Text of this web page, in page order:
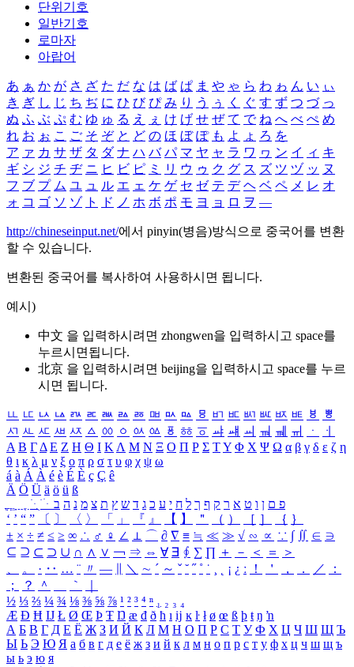
단위기호
일반기호
로마자
아랍어
あ ぁ か が さ ざ た だ な は ば ぱ ま や ゃ ら わ ゎ ん い ぃ
き ぎ し じ ち ぢ に ひ び ぴ み り う ぅ く ぐ す ず つ づ っ
ぬ ふ ぶ ぷ む ゆ ゅ る え ぇ け げ せ ぜ て で ね へ べ ぺ め
れ お ぉ こ ご そ ぞ と ど の ほ ぼ ぽ も よ ょ ろ を
ア ァ カ サ ザ タ ダ ナ ハ バ パ マ ヤ ャ ラ ワ ヮ ン イ ィ キ
ギ シ ジ チ ヂ ニ ヒ ビ ピ ミ リ ウ ゥ ク グ ス ズ ツ ヅ ッ ヌ
フ ブ プ ム ユ ュ ル エ ェ ケ ゲ セ ゼ テ デ ヘ ベ ペ メ レ オ
ォ コ ゴ ソ ゾ ト ド ノ ホ ボ ポ モ ヨ ョ ロ ヲ ―
http://chineseinput.net/에서 pinyin(병음)방식으로 중국어를 변환
할 수 있습니다.
변환된 중국어를 복사하여 사용하시면 됩니다.
예시)
中文 을 입력하시려면 zhongwen을 입력하시고 space를
누르시면됩니다.
北京 을 입력하시려면 beijing을 입력하시고 space를 누르
시면 됩니다.
ㅥ ㅦ ㅧ ㅨ ㅩ ㅪ ㅫ ㅬ ㅭ ㅮ ㅯ ㅰ ㅱ ㅲ ㅳ ㅴ ㅵ ㅶ ㅷ ㅸ
ㅹ
ㅺ ㅻ ㅼ ㅽ ㅾ ㅿ ㆀ ㆁ ㆂ ㆃ ㆄ ㆅ ㆆ ㆇ ㆈ ㆉ ㆊ ㆋ ㆌ ㆍ
ㆎ
Α Β ΓΔ Ε Ζ Η Θ Ι ΚΛ Μ Ν Ξ Ο Π Ρ Σ ΤΥ Φ Χ Ψ Ω α β γ δ ε ζ η
θ ι κ λ μ ν ξ ο π ρ σ τ υ φ χ ψ ω
á à Á À é è É È ç Ç ê
Ä Ö Ü ä ö ü ß
ִֶֹ ֻּ ׁׂ פ ם ן ו ט א ר ק ף ך ל ח י ע כ ג ד ש ץ ת צ מ נ ה ב
‘ ’ “ ” 〔 〕 〈 〉 「 」 『 』 【 】 ＂ （ ） ［ ］ ｛ ｝
± × ÷ ≠ ≤ ≥ ∞ ∴ ♂ ♀ ∠ ⊥ ⌒ ∂ ∇ ≡ ≒ ≪ ≫ √ ∽ ∝ ∵ ∫ ∬ ∈ ∋
⊆ ⊇ ⊂ ⊃ ∪ ∩ ∧ ∨ ￢ ⇒ ⇔ ∀ ∃ ∮ ∑ ∏ ＋ － ＜ ＝
＞
、
。 · ‥ … ¨ 〃 ― ＼ ∼ ´ ～ ˇ ˘ ˝ ˚ ˙ ¸ ¡ ¿ ː ！ ＇ ， ． ／
：
；
？ ＾ ｀
½ ⅓ ⅔ ¼ ¾ ⅛ ⅜ ⅝ ⅞ ¹ ² ³ ⁴ ⁿ ₁ ₂ ₃ ₄
Æ Ð Ħ Ĳ Ł Ø Œ Þ Ŧ Ŋ æ đ ð ħ ı ĳ ĸ ŀ ł ø œ ß þ ŧ ŋ ŉ
А Б В Г Д Е Ё Ж З И Й К Л М Н О П Р С Т У Ф Х Ц Ч Ш Щ Ъ
Ы Ь Э Ю Я а б в г д е ё ж з и й к л м н о п р с т у ф х ц ч ш щ ъ
ы ь э ю я